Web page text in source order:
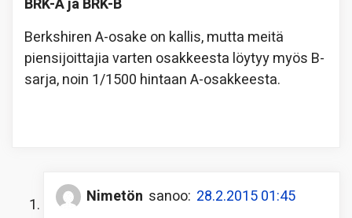
BRK-A ja BRK-B
Berkshiren A-osake on kallis, mutta meitä
piensijoittajia varten osakkeesta löytyy myös B-
sarja, noin 1/1500 hintaan A-osakkeesta.
Nimetön sanoo: 28.2.2015 01:45